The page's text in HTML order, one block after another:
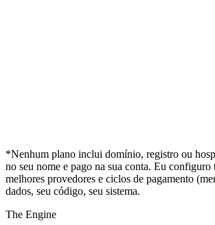
*Nenhum plano inclui domínio, registro ou
no seu nome e pago na sua conta. Eu configuro
melhores provedores e ciclos de pagamento
dados, seu código, seu sistema.
The Engine